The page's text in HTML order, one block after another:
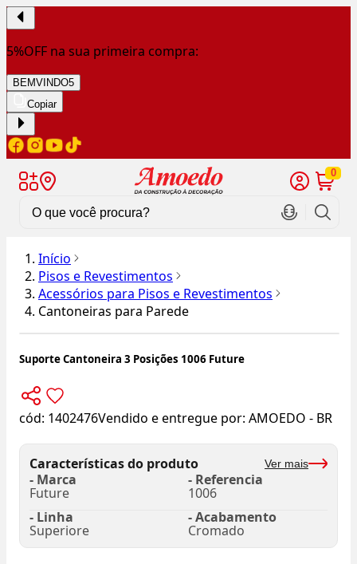
5%OFF na sua primeira compra:
BEMVINDO5
Copiar
0
Início
Pisos e Revestimentos
Acessórios para Pisos e Revestimentos
Cantoneiras para Parede
Suporte Cantoneira 3 Posições 1006 Future
cód: 1402476Vendido e entregue por: AMOEDO - BR
Características do produto Ver mais
- Marca
Future
- Referencia
1006
- Linha
Superiore
- Acabamento
Cromado